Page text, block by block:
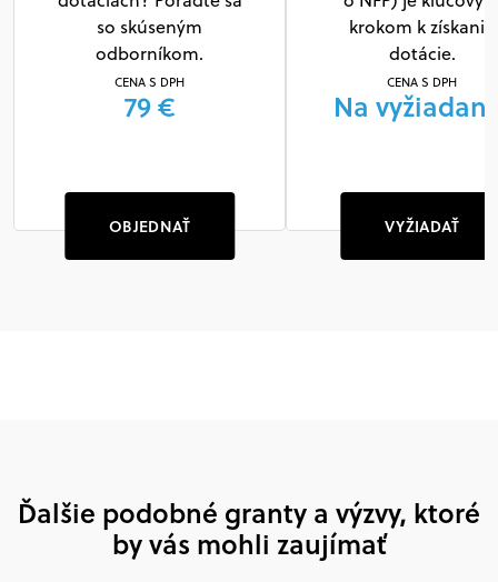
so skúseným
odborníkom.
CENA S DPH
79 €
OBJEDNAŤ
krokom k získaniu
dotácie.
CENA S DPH
Na
VYŽIADAŤ
Ďalšie podobné granty a výzvy, ktoré
by vás mohli zaujímať